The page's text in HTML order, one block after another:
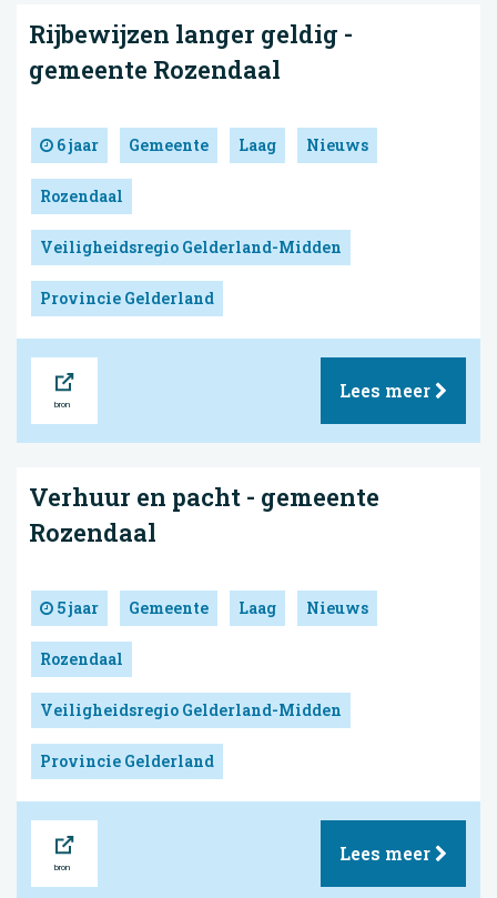
Rijbewijzen langer geldig -
gemeente Rozendaal
6 jaar Gemeente Laag Nieuws
Rozendaal
Veiligheidsregio Gelderland-Midden
Provincie Gelderland
Lees meer
Verhuur en pacht - gemeente
Rozendaal
5 jaar Gemeente Laag Nieuws
Rozendaal
Veiligheidsregio Gelderland-Midden
Provincie Gelderland
Lees meer